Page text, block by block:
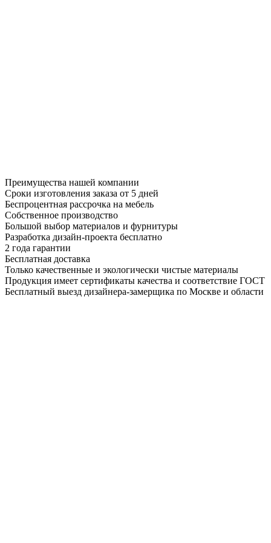
Преимущества нашей компании
Сроки изготовления заказа от 5 дней
Беспроцентная рассрочка на мебель
Собственное производство
Большой выбор материалов и фурнитуры
Разработка дизайн-проекта бесплатно
2 года гарантии
Бесплатная доставка
Только качественные и экологически чистые материалы
Продукция имеет сертификаты качества и соответствие ГОСТ
Бесплатный выезд дизайнера-замерщика по Москве и области